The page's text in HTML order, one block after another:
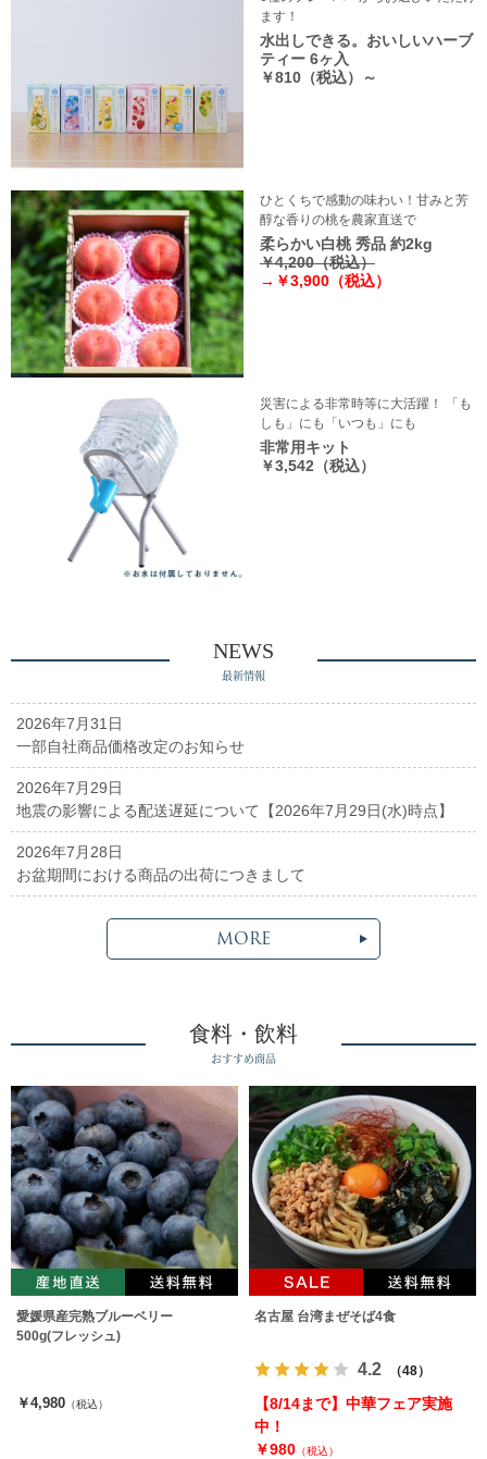
ます！
水出しできる。おいしいハーブ
ティー 6ヶ入
￥810（税込）～
ひとくちで感動の味わい！甘みと芳
醇な香りの桃を農家直送で
柔らかい白桃 秀品 約2kg
￥4,200（税込）
→￥3,900（税込）
災害による非常時等に大活躍！ 「も
しも」にも「いつも」にも
非常用キット
￥3,542（税込）
NEWS
最新情報
2026年7月31日
一部自社商品価格改定のお知らせ
2026年7月29日
地震の影響による配送遅延について【2026年7月29日(水)時点】
2026年7月28日
お盆期間における商品の出荷につきまして
MORE
食料・飲料
おすすめ商品
愛媛県産完熟ブルーベリー
500g(フレッシュ)
￥4,980 （税込）
名古屋 台湾まぜそば4食
4.2 （48）
【8/14まで】中華フェア実施
中！
￥980 （税込）